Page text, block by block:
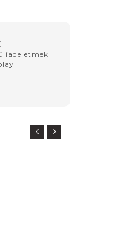
iade etmek